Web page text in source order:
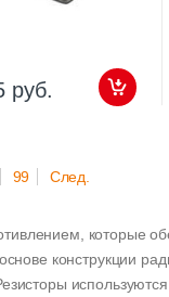
руб.
99 След.
которые
конструкции